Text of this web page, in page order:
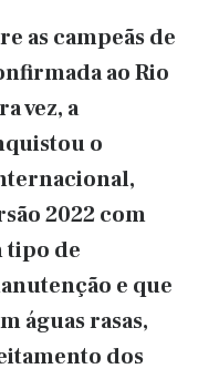
as campeãs de
ao Rio
vez, a
o
2022 com
tipo de
e que
águas rasas,
dos